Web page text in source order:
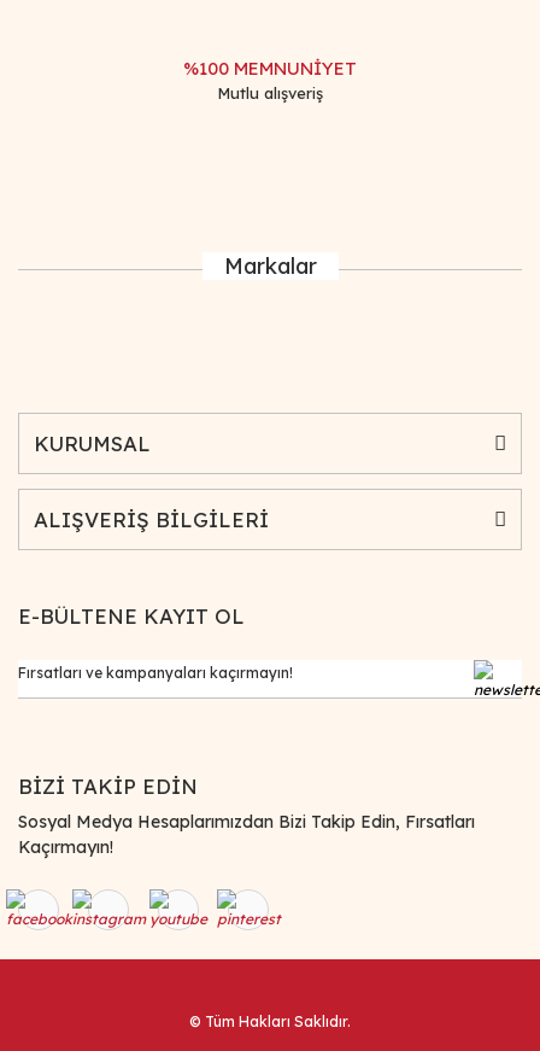
%100 MEMNUNİYET
Mutlu alışveriş
Markalar
KURUMSAL
ALIŞVERİŞ BİLGİLERİ
E-BÜLTENE KAYIT OL
BİZİ TAKİP EDİN
Sosyal Medya Hesaplarımızdan Bizi Takip Edin, Fırsatları
Kaçırmayın!
© Tüm Hakları Saklıdır.